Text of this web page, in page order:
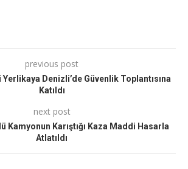
previous post
Yerlikaya Denizli’de Güvenlik Toplantısına
Katıldı
next post
Kamyonun Karıştığı Kaza Maddi Hasarla
Atlatıldı